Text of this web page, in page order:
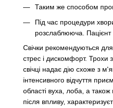
Таким же способом
Під час процедури
розслаблююча. Пацієнт
Свічки рекомендуються
стрес і дискомфорт. Трохи
свічці надає дію схоже з
інтенсивного відчуття
області вуха, лоба, а
після впливу,